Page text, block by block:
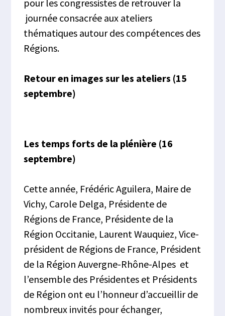
pour les congressistes de retrouver la
journée consacrée aux ateliers
thématiques autour des compétences des
Régions.
Retour en images sur les ateliers (15
septembre)
Les temps forts de la plénière (16
septembre)
Cette année, Frédéric Aguilera, Maire de
Vichy, Carole Delga, Présidente de
Régions de France, Présidente de la
Région Occitanie, Laurent Wauquiez, Vice-
président de Régions de France, Président
de la Région Auvergne-Rhône-Alpes et
l’ensemble des Présidentes et Présidents
de Région ont eu l’honneur d’accueillir de
nombreux invités pour échanger,